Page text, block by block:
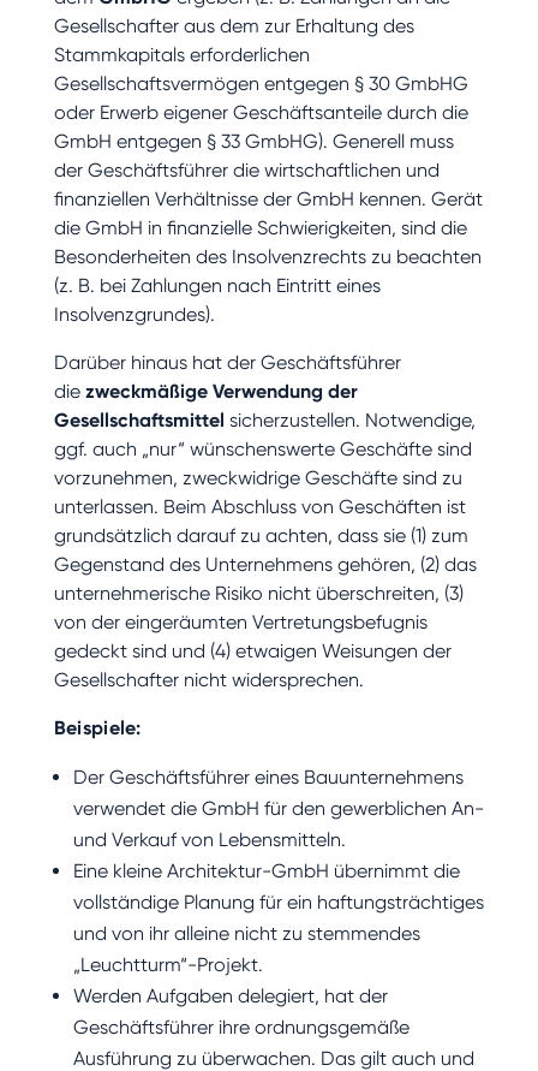
Gesellschafter aus dem zur Erhaltung des
Stammkapitals erforderlichen
Gesellschaftsvermögen entgegen § 30 GmbHG
oder Erwerb eigener Geschäftsanteile durch die
GmbH entgegen § 33 GmbHG). Generell muss
der Geschäftsführer die wirtschaftlichen und
finanziellen Verhältnisse der GmbH kennen. Gerät
die GmbH in finanzielle Schwierigkeiten, sind die
Besonderheiten des Insolvenzrechts zu beachten
(z. B. bei Zahlungen nach Eintritt eines
Insolvenzgrundes).
Darüber hinaus hat der Geschäftsführer
die zweckmäßige Verwendung der
Gesellschaftsmittel sicherzustellen. Notwendige,
ggf. auch „nur“ wünschenswerte Geschäfte sind
vorzunehmen, zweckwidrige Geschäfte sind zu
unterlassen. Beim Abschluss von Geschäften ist
grundsätzlich darauf zu achten, dass sie (1) zum
Gegenstand des Unternehmens gehören, (2) das
unternehmerische Risiko nicht überschreiten, (3)
von der eingeräumten Vertretungsbefugnis
gedeckt sind und (4) etwaigen Weisungen der
Gesellschafter nicht widersprechen.
Beispiele:
Der Geschäftsführer eines Bauunternehmens
verwendet die GmbH für den gewerblichen An-
und Verkauf von Lebensmitteln.
Eine kleine Architektur-GmbH übernimmt die
vollständige Planung für ein haftungsträchtiges
und von ihr alleine nicht zu stemmendes
„Leuchtturm“-Projekt.
Werden Aufgaben delegiert, hat der
Geschäftsführer ihre ordnungsgemäße
Ausführung zu überwachen. Das gilt auch und